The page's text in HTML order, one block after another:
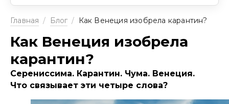
Главная / Блог / Как Венеция изобрела карантин?
Как Венеция изобрела
карантин?
Серениссима. Карантин. Чума. Венеция.
Что связывает эти четыре слова?